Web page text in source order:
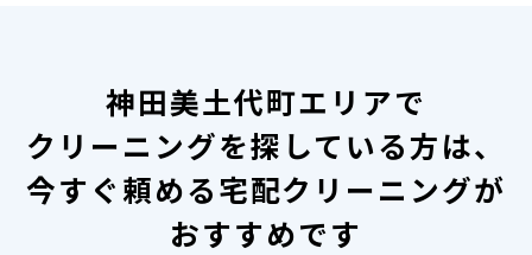
神田美土代町エリアで
クリーニングを探している方は、
今すぐ頼める宅配クリーニングが
おすすめです